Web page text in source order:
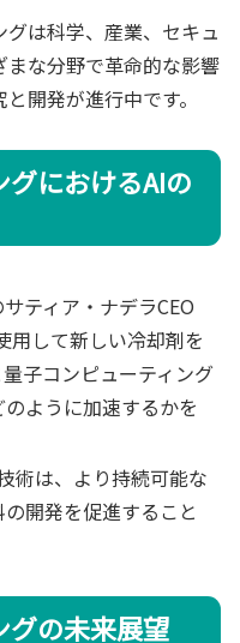
は科学、産業、セキュ
まな分野で革命的な影響
開発が進行中です。
におけるAIの
ティア・ナデラCEO
用して新しい冷却剤を
子コンピューティング
ように加速するかを
術は、より持続可能な
開発を促進すること
グの未来展望